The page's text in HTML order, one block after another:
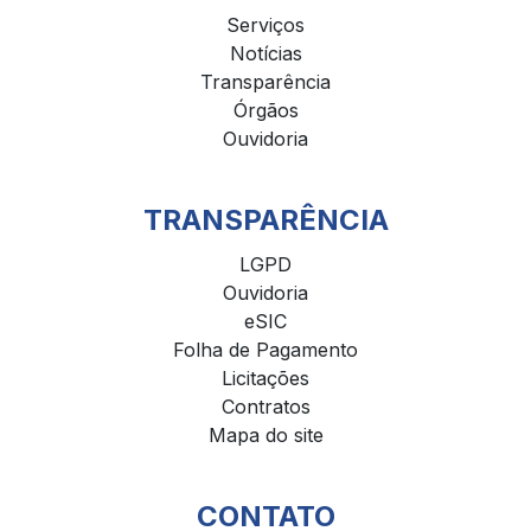
Serviços
Notícias
Transparência
Órgãos
Ouvidoria
TRANSPARÊNCIA
LGPD
Ouvidoria
eSIC
Folha de Pagamento
Licitações
Contratos
Mapa do site
CONTATO